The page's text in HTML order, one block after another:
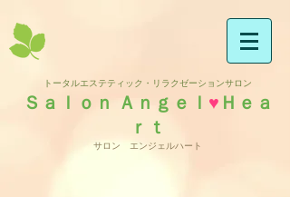
トータルエステティック・リラクゼーションサロン
Ｓａｌｏｎ Ａｎｇｅｌ ♥ Ｈｅａ
ｒｔ
サロン エンジェルハート